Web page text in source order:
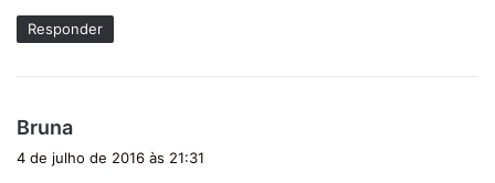
Responder
Bruna
4 de julho de 2016 às 21:31